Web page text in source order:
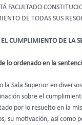
FACULTADO
DE TODAS SUS
EL CUMPLIMIENTO DE LA
lo ordenado en la
la Sala Superior en
sobre el
por lo resuelto en la
su motivación, así como